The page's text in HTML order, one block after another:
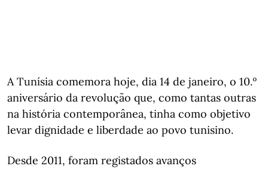
A Tunísia comemora hoje, dia 14 de janeiro, o 10.º
aniversário da revolução que, como tantas outras
na história contemporânea, tinha como objetivo
levar dignidade e liberdade ao povo tunisino.
Desde 2011, foram registados avanços